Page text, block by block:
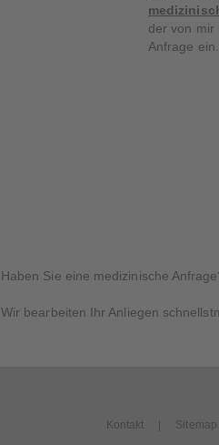
der von mir
Anfrage
Haben Sie eine medizinische
Wir bearbeiten Ihr Anliegen
Kontakt Sitemap